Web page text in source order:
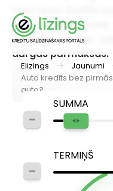
Elizings
Jaunumi
Auto kredīts bez
auto?
nav? Auto kredīts
nopirkt auto
saprast, kā bez
dārgas pārmaksas.
SUMMA
TERMIŅŠ